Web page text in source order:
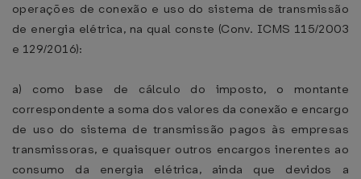
operações de conexão e uso do sistema de transmissão
de energia elétrica, na qual conste (Conv. ICMS 115/2003
e 129/2016):
a) como base de cálculo do imposto, o montante
correspondente a soma dos valores da conexão e encargo
de uso do sistema de transmissão pagos às empresas
transmissoras, e quaisquer outros encargos inerentes ao
consumo da energia elétrica, ainda que devidos a